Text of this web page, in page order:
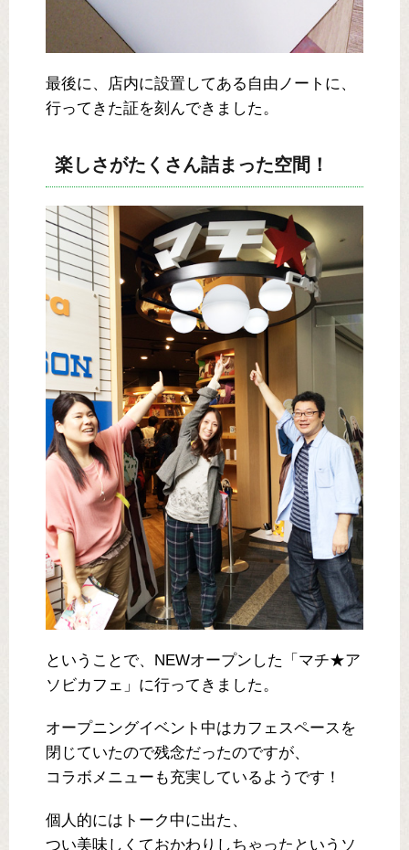
最後に、店内に設置してある自由ノートに、
行ってきた証を刻んできました。
楽しさがたくさん詰まった空間！
ということで、NEWオープンした「マチ★ア
ソビカフェ」に行ってきました。
オープニングイベント中はカフェスペースを
閉じていたので残念だったのですが、
コラボメニューも充実しているようです！
個人的にはトーク中に出た、
つい美味しくておかわりしちゃったというソ